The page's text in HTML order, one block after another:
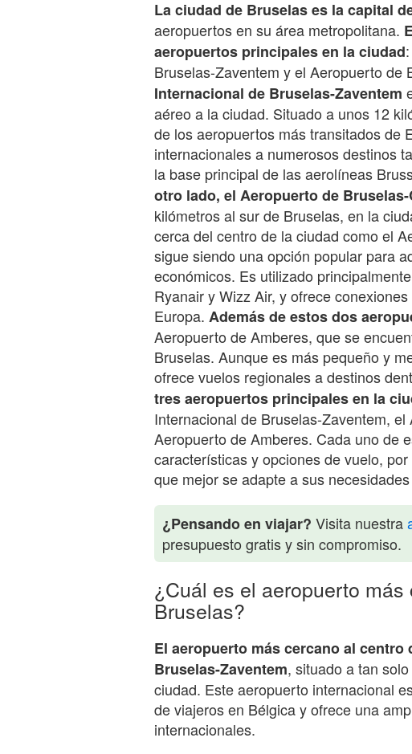
La ciudad de Bruselas es la capital
aeropuertos en su área metropolitana.
aeropuertos principales en la ciudad
Bruselas-Zaventem y el Aeropuerto de
Internacional de Bruselas-Zaventem
aéreo a la ciudad. Situado a unos 12
de los aeropuertos más transitados de
internacionales a numerosos destinos
la base principal de las aerolíneas
otro lado, el Aeropuerto de
kilómetros al sur de Bruselas, en la
cerca del centro de la ciudad como el
sigue siendo una opción popular para
económicos. Es utilizado
Ryanair y Wizz Air, y ofrece
Europa. Además de estos dos
Aeropuerto de Amberes, que se
Bruselas. Aunque es más pequeño y
ofrece vuelos regionales a destinos
tres aeropuertos principales en la
Internacional de Bruselas-Zaventem,
Aeropuerto de Amberes. Cada uno de
características y opciones de vuelo,
que mejor se adapte a sus
¿Pensando en viajar? Visita nuestra
presupuesto gratis y sin compromiso.
¿Cuál es el aeropuerto
Bruselas?
El aeropuerto más cercano al
Bruselas-Zaventem, situado a tan
ciudad. Este aeropuerto internacional
de viajeros en Bélgica y ofrece una
internacionales.